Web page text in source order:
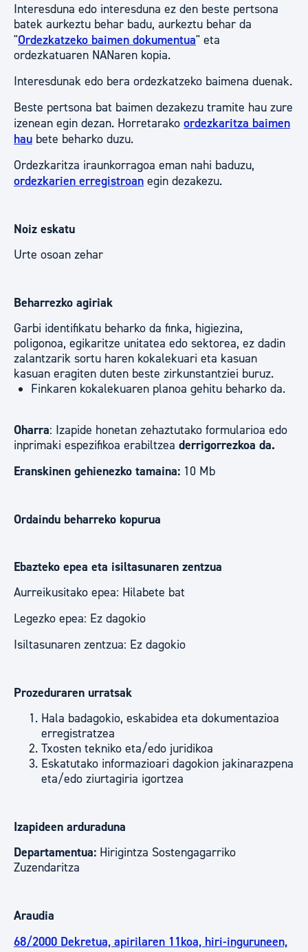
Interesduna edo interesduna ez den beste pertsona
batek aurkeztu behar badu, aurkeztu behar da
"Ordezkatzeko baimen dokumentua" eta
ordezkatuaren NANaren kopia.
Interesdunak edo bera ordezkatzeko baimena duenak.
Beste pertsona bat baimen dezakezu tramite hau zure
izenean egin dezan. Horretarako ordezkaritza baimen
hau bete beharko duzu.
Ordezkaritza iraunkorragoa eman nahi baduzu,
ordezkarien erregistroan egin dezakezu.
Noiz eskatu
Urte osoan zehar
Beharrezko agiriak
Garbi identifikatu beharko da finka, higiezina,
poligonoa, egikaritze unitatea edo sektorea, ez dadin
zalantzarik sortu haren kokalekuari eta kasuan
kasuan eragiten duten beste zirkunstantziei buruz.
Finkaren kokalekuaren planoa gehitu beharko da.
Oharra: Izapide honetan zehaztutako formularioa edo
inprimaki espezifikoa erabiltzea derrigorrezkoa da.
Eranskinen gehienezko tamaina: 10 Mb
Ordaindu beharreko kopurua
Ebazteko epea eta isiltasunaren zentzua
Aurreikusitako epea: Hilabete bat
Legezko epea: Ez dagokio
Isiltasunaren zentzua: Ez dagokio
Prozeduraren urratsak
Hala badagokio, eskabidea eta dokumentazioa
erregistratzea
Txosten tekniko eta/edo juridikoa
Eskatutako informazioari dagokion jakinarazpena
eta/edo ziurtagiria igortzea
Izapideen arduraduna
Departamentua: Hirigintza Sostengagarriko
Zuzendaritza
Araudia
68/2000 Dekretua, apirilaren 11koa, hiri-inguruneen,